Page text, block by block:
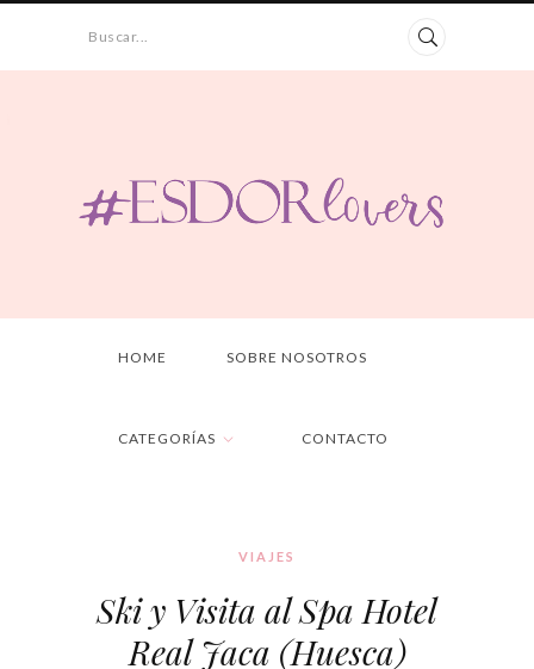
Buscar...
HOME SOBRE NOSOTROS
CATEGORÍAS CONTACTO
VIAJES
Ski y Visita al Spa Hotel
Real Jaca (Huesca)